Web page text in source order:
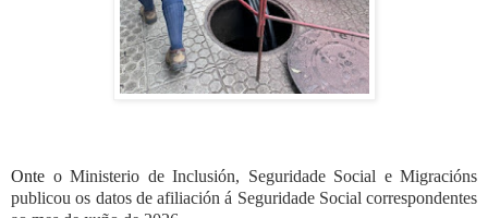
Onte o Ministerio de Inclusión, Seguridade Social e Migracións
publicou os datos de afiliación á Seguridade Social correspondentes